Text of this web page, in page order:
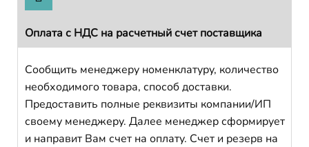
Оплата с НДС на расчетный счет поставщика
Сообщить менеджеру номенклатуру, количество
необходимого товара, способ доставки.
Предоставить полные реквизиты компании/ИП
своему менеджеру. Далее менеджер сформирует
и направит Вам счет на оплату. Счет и резерв на